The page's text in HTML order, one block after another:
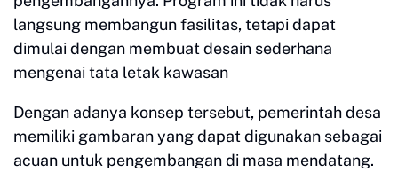
langsung membangun fasilitas, tetapi dapat
dimulai dengan membuat desain sederhana
mengenai tata letak kawasan
Dengan adanya konsep tersebut, pemerintah desa
memiliki gambaran yang dapat digunakan sebagai
acuan untuk pengembangan di masa mendatang.